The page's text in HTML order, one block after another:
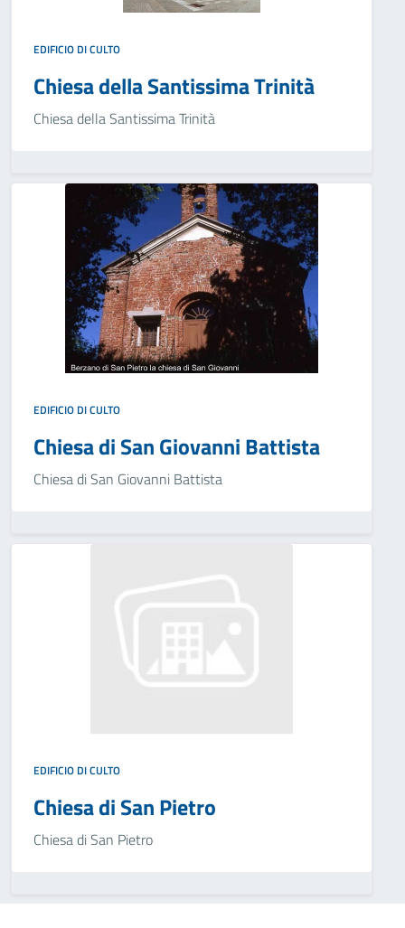
EDIFICIO DI CULTO
Chiesa della Santissima Trinità
Chiesa della Santissima Trinità
EDIFICIO DI CULTO
Chiesa di San Giovanni Battista
Chiesa di San Giovanni Battista
EDIFICIO DI CULTO
Chiesa di San Pietro
Chiesa di San Pietro